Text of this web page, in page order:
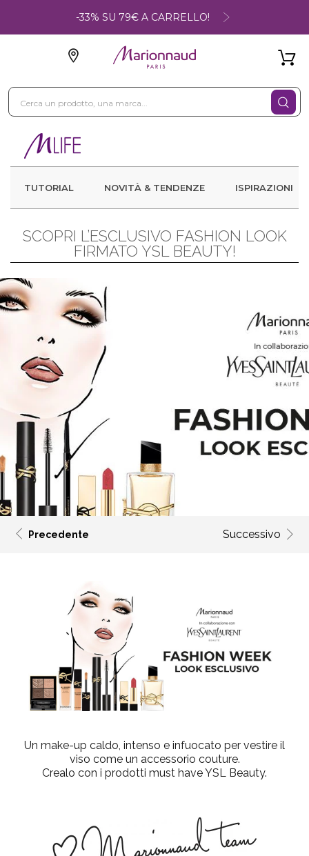
-33% SU 79€ A CARRELLO!
TUTORIAL NOVITÀ & TENDENZE ISPIRAZIONI
SCOPRI L’ESCLUSIVO FASHION LOOK
FIRMATO YSL BEAUTY!
Precedente Successivo
Un make-up caldo, intenso e infuocato per vestire il
viso come un accessorio couture.
Crealo con i prodotti must have YSL Beauty.